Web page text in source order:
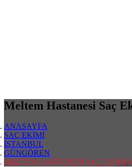
Meltem Hastanesi Saç
ANASAYFA
SAÇ EKİMİ
İSTANBUL
GÜNGÖREN
MELTEM HASTANESI SAÇ EKIMI